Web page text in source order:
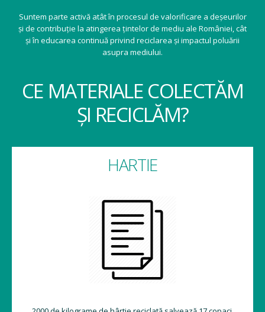
Suntem parte activă atât în procesul de valorificare a deșeurilor
și de contribuție la atingerea țintelor de mediu ale României, cât
și în educarea continuă privind reciclarea și impactul poluării
asupra mediului.
CE MATERIALE COLECTĂM
ȘI RECICLĂM?
HARTIE